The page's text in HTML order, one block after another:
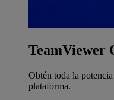
TeamViewer
Obtén toda la
plataforma.